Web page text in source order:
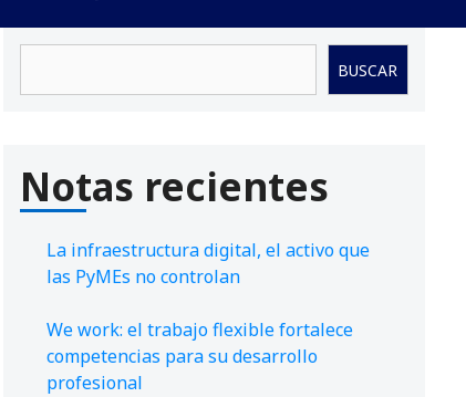
BUSCAR
Notas recientes
La infraestructura digital, el activo que
las PyMEs no controlan
We work: el trabajo flexible fortalece
competencias para su desarrollo
profesional